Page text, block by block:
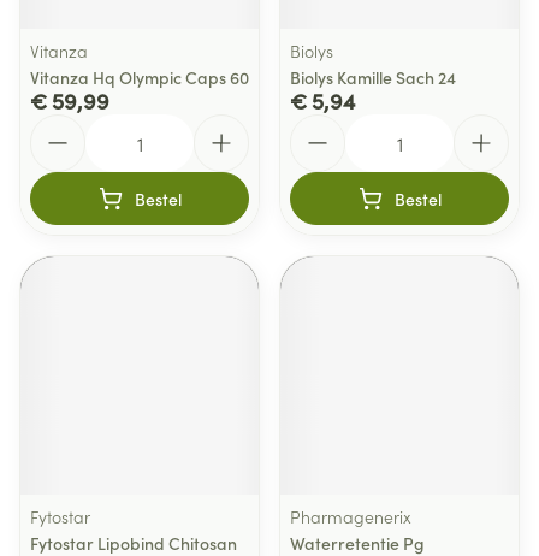
Vitanza
Vitanza Hq Olympic Caps 60
€ 59,99
Bestel
Biolys
Biolys Kamille Sach 24
€ 5,94
Bestel
Fytostar
Fytostar Lipobind Chitosan
Pharmagenerix
Waterretentie Pg